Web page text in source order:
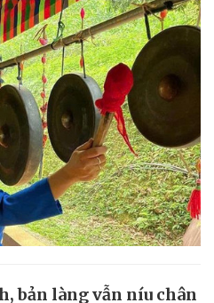
bản làng vẫn níu chân